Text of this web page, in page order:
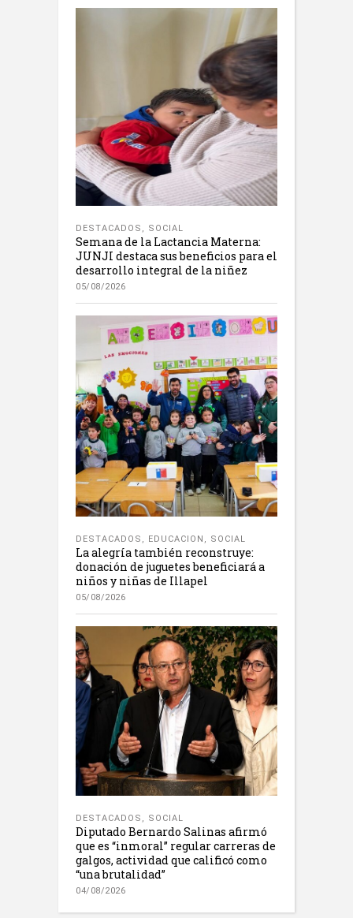
DESTACADOS , SOCIAL
Semana de la Lactancia Materna:
JUNJI destaca sus beneficios para el
desarrollo integral de la niñez
05/08/2026
DESTACADOS , EDUCACION , SOCIAL
La alegría también reconstruye:
donación de juguetes beneficiará a
niños y niñas de Illapel
05/08/2026
DESTACADOS , SOCIAL
Diputado Bernardo Salinas afirmó
que es “inmoral” regular carreras de
galgos, actividad que calificó como
“una brutalidad”
04/08/2026